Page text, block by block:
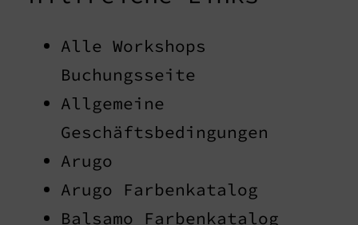
Alle Workshops
Buchungsseite
Allgemeine
Geschäftsbedingungen
Arugo
Arugo Farbenkatalog
Balsamo Farbenkatalog